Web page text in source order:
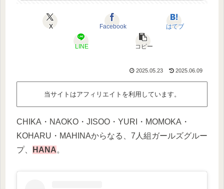
X Facebook はてブ
LINE コピー
2025.05.23 2025.06.09
当サイトはアフィリエイトを利用しています。
CHIKA・NAOKO・JISOO・YURI・MOMOKA・
KOHARU・MAHINAからなる、7人組ガールズグルー
プ、
HANA。